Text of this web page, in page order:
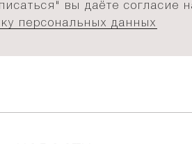
вы даёте согласие
персональных данных